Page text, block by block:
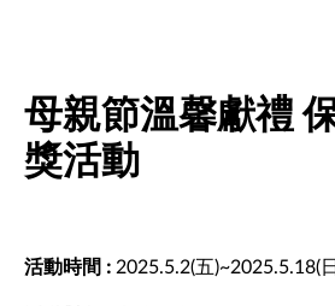
母親節溫馨獻禮
獎活動
活動時間 : 2025.5.2(五)~2025.5.18(